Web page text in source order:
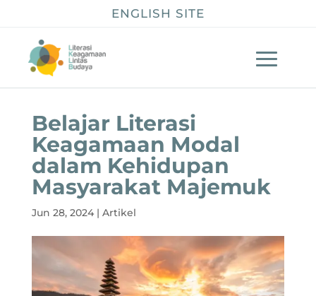
ENGLISH SITE
Belajar Literasi
Keagamaan Modal
dalam Kehidupan
Masyarakat Majemuk
Jun 28, 2024| Artikel